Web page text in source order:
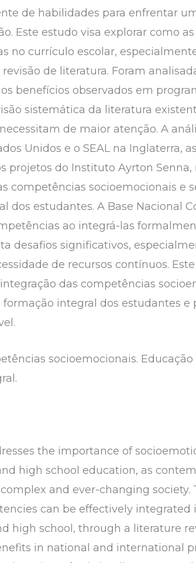
de habilidades para enfrentar
Este estudo visa explorar como
no currículo escolar,
de literatura. Foram
benefícios observados em
sistemática da literatura
de maior atenção. A
Unidos e o SEAL na Inglaterra,
projetos do Instituto Ayrton
competências socioemocionais e
dos estudantes. A Base Nacional
ao integrá-las
desafios significativos,
de recursos contínuos.
das competências
integral dos estudantes
socioemocionais. Educação
the importance of
high school education, as
and ever-changing
can be effectively
high school, through a literature
in national and international